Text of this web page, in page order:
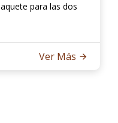
para las dos
Ver Más